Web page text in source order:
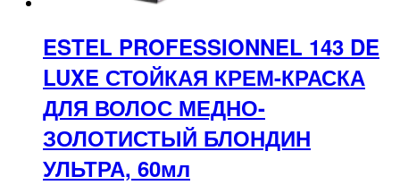
ESTEL PROFESSIONNEL 143 DE
LUXE СТОЙКАЯ КРЕМ-КРАСКА
ДЛЯ ВОЛОС МЕДНО-
ЗОЛОТИСТЫЙ БЛОНДИН
УЛЬТРА, 60мл